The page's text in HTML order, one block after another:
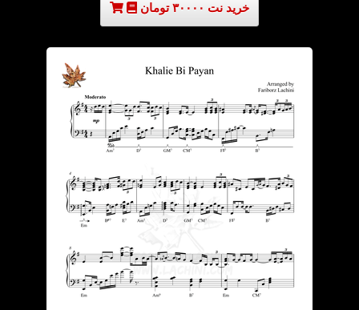
خرید نت ۳۰۰۰۰ تومان